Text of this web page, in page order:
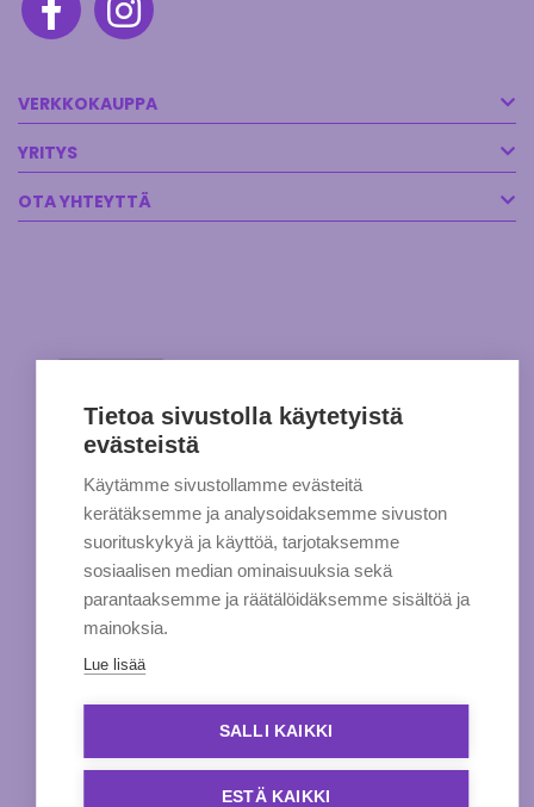
VERKKOKAUPPA
YRITYS
OTA YHTEYTTÄ
Tietoa sivustolla käytetyistä
evästeistä
Käytämme sivustollamme evästeitä
kerätäksemme ja analysoidaksemme sivuston
suorituskykyä ja käyttöä, tarjotaksemme
sosiaalisen median ominaisuuksia sekä
parantaaksemme ja räätälöidäksemme sisältöä ja
mainoksia.
Lue lisää
SALLI KAIKKI
ESTÄ KAIKKI